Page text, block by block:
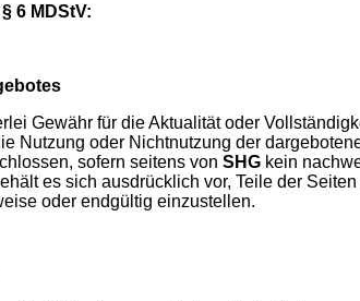
6 MDStV:
Gewähr für die Aktualität oder
Nutzung oder Nichtnutzung der
sofern seitens von SHG kein
es sich ausdrücklich vor, Teile der
oder endgültig einzustellen.